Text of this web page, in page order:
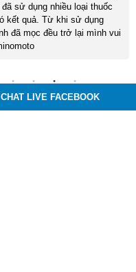
sử dụng nhiều loại thuốc
kết quả. Từ khi sử dụng
đã mọc đều trở lại mình vui
CHAT LIVE FACEBOOK